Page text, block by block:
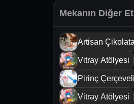
Mekanın Diğer
Artisan
Vitray Atölyesi
Pirinç
Vitray Atölyesi